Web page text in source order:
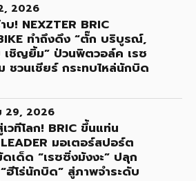
2026
บ! NEXZTER BRIC
ทำถึงดึง “ตั๊ก บริบูรณ์,
ชิญยิ้ม” ป่วนพิตวอล์ค เรซ
ชวนเชียร์ กระทบไหล่นักบิด
29, 2026
เวทีโลก! BRIC ขึ้นแท่น
มอเตอร์สปอร์ต
เด็ด “เรซซิ่งมังงะ” ปลุก
ฮีโร่นักบิด” สู่ภาพจำระดับ